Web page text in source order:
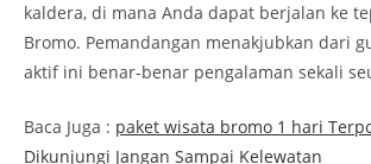
kaldera, di mana Anda dapat berjalan ke
Bromo. Pemandangan menakjubkan dari
aktif ini benar-benar pengalaman sekali
Baca Juga : paket wisata bromo 1 hari
Dikunjungi Jangan Sampai Kelewatan